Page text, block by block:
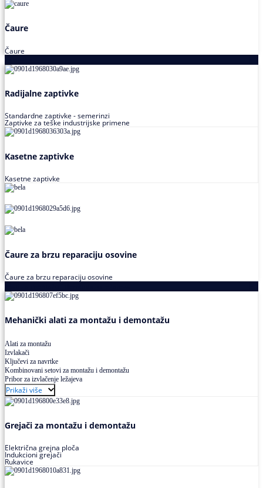
Čaure
Čaure
Radijalne zaptivke
Standardne zaptivke - semerinzi
Zaptivke za teške industrijske primene
Kasetne zaptivke
Kasetne zaptivke
Čaure za brzu reparaciju osovine
Čaure za brzu reparaciju osovine
Mehanički alati za montažu i demontažu
Alati za montažu
Izvlakači
Ključevi za navrtke
Kombinovani setovi za montažu i demontažu
Pribor za izvlačenje ležajeva
Prikaži više
Grejači za montažu i demontažu
Električna grejna ploča
Indukcioni grejači
Rukavice